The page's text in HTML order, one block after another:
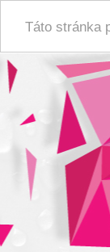
Táto stránka